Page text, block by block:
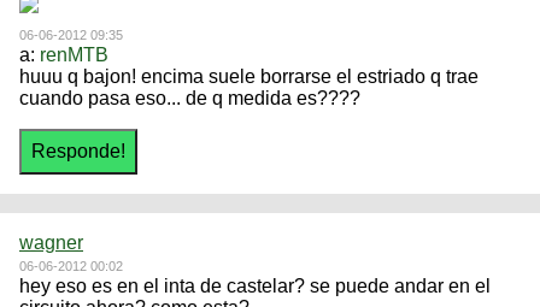
06-06-2012 09:35
a: renMTB
huuu q bajon! encima suele borrarse el estriado q trae
cuando pasa eso... de q medida es????
wagner
06-06-2012 00:02
hey eso es en el inta de castelar? se puede andar en el